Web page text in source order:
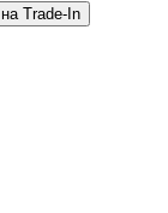
на Trade-In